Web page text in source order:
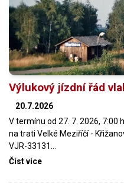
Výlukový jízdní řád
20.7.2026
V termínu od 27. 7. 2026, 7:00
na trati Velké Meziříčí -
VJR-33131…
Číst více